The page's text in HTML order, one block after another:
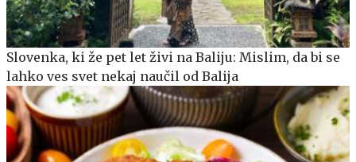
Slovenka, ki že pet let živi na Baliju: Mislim, da bi se
lahko ves svet nekaj naučil od Balija